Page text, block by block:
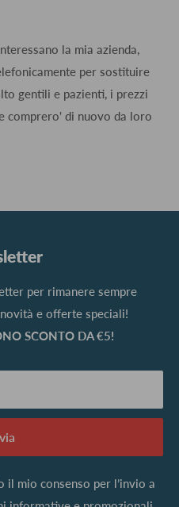
la mia azienda,
per sostituire
gentili e pazienti, i prezzi
comprero' di nuovo da loro
per rimanere sempre
e offerte speciali!
SCONTO DA €5!
il mio consenso per l’invio a